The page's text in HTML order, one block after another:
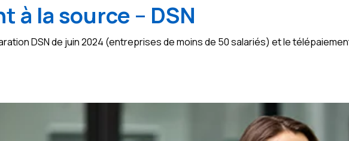
à la source – DSN
DSN de juin 2024 (entreprises de moins de 50 salariés) et le